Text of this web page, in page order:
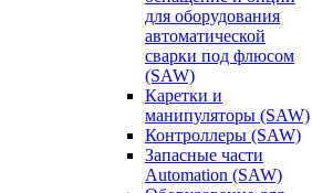
для оборудования
автоматической
сварки под флюсом
(SAW)
Каретки и
манипуляторы (SAW)
Контроллеры (SAW)
Запасные части
Automation (SAW)